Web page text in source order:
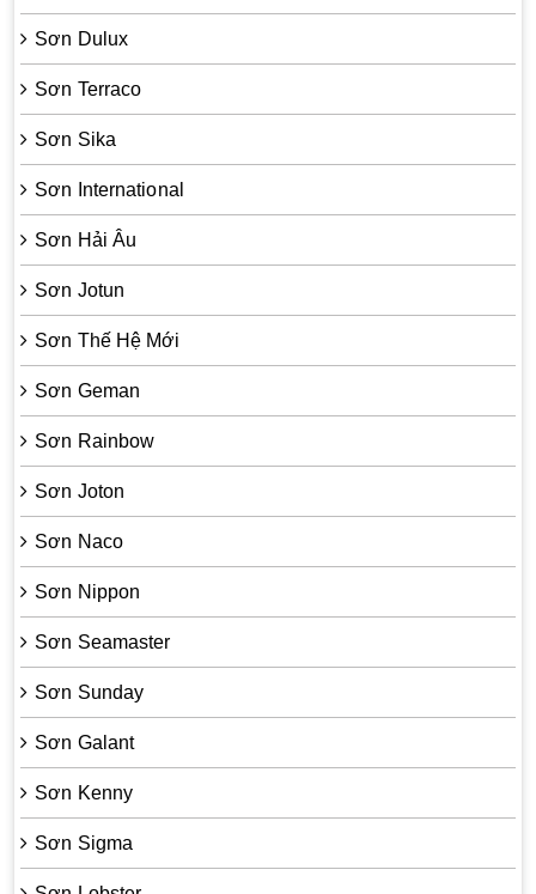
Sơn Dulux
Sơn Terraco
Sơn Sika
Sơn International
Sơn Hải Âu
Sơn Jotun
Sơn Thế Hệ Mới
Sơn Geman
Sơn Rainbow
Sơn Joton
Sơn Naco
Sơn Nippon
Sơn Seamaster
Sơn Sunday
Sơn Galant
Sơn Kenny
Sơn Sigma